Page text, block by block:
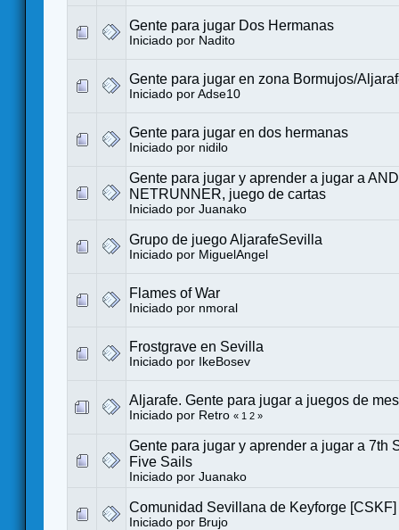
Gente para jugar Dos Hermanas
Iniciado por Nadito
Gente para jugar en zona Bormujos/
Iniciado por Adse10
Gente para jugar en dos hermanas
Iniciado por nidilo
Gente para jugar y aprender a jugar a
NETRUNNER, juego de cartas
Iniciado por Juanako
Grupo de juego AljarafeSevilla
Iniciado por MiguelAngel
Flames of War
Iniciado por nmoral
Frostgrave en Sevilla
Iniciado por IkeBosev
Aljarafe. Gente para jugar a juegos de
Iniciado por Retro « 1 2 »
Gente para jugar y aprender a jugar a 7th
Five Sails
Iniciado por Juanako
Comunidad Sevillana de Keyforge [CSKF]
Iniciado por Brujo